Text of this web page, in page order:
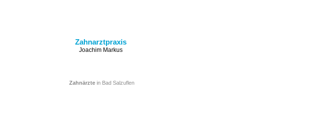
Zahnarztpraxis
Joachim Markus
Zahnärztein Bad Salzuflen